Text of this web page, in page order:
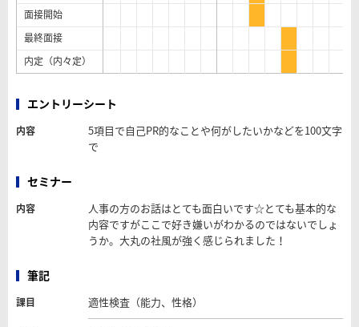
面接開始
最終面接
内定（内々定）
エントリーシート
内容
5項目で自己PR的なことや何がしたいかなどを100文字
で
セミナー
内容
人事の方のお話はとても面白いです☆とても基本的な
内容ですがここで好き嫌いがわかるのではないでしょ
うか。大丸の社風が強く感じられました！
筆記
課目 適性検査（能力、性格）